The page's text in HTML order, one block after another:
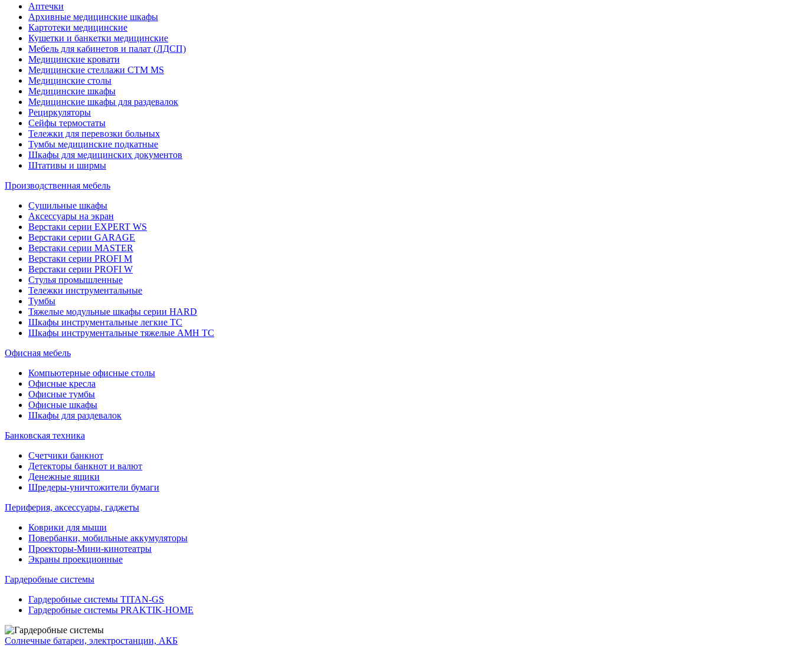
Аптечки
Архивные медицинские шкафы
Картотеки медицинские
Кушетки и банкетки медицинские
Мебель для кабинетов и палат (ЛДСП)
Медицинские кровати
Медицинские стеллажи CTM MS
Медицинские столы
Медицинские шкафы
Медицинские шкафы для раздевалок
Рециркуляторы
Сейфы термостаты
Тележки для перевозки больных
Тумбы медицинские подкатные
Шкафы для медицинских документов
Штативы и ширмы
Производственная мебель
Cушильные шкафы
Аксессуары на экран
Верстаки серии EXPERT WS
Верстаки серии GARAGE
Верстаки серии MASTER
Верстаки серии PROFI M
Верстаки серии PROFI W
Стулья промышленные
Тележки инструментальные
Тумбы
Тяжелые модульные шкафы серии HARD
Шкафы инструментальные легкие ТС
Шкафы инструментальные тяжелые AMH TC
Офисная мебель
Компьютерные офисные столы
Офисные кресла
Офисные тумбы
Офисные шкафы
Шкафы для раздевалок
Банковская техника
Счетчики банкнот
Детекторы банкнот и валют
Денежные ящики
Шредеры-уничтожители бумаги
Периферия, аксессуары, гаджеты
Коврики для мыши
Повербанки, мобильные аккумуляторы
Проекторы-Мини-кинотеатры
Экраны проекционные
Гардеробные системы
Гардеробные системы TITAN-GS
Гардеробные системы PRAKTIK-HOME
Солнечные батареи, электростанции, АКБ